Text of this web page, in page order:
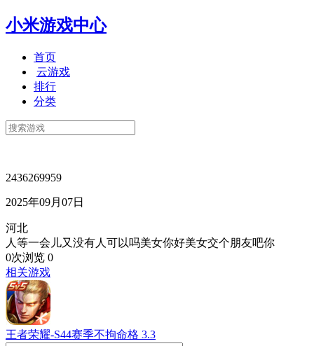
小米游戏中心
首页
云游戏
排行
分类
2436269959
2025年09月07日
河北
人等一会儿又没有人可以吗美女你好美女交个朋友吧你
0次浏览 0
相关游戏
王者荣耀-S44赛季不拘命格 3.3